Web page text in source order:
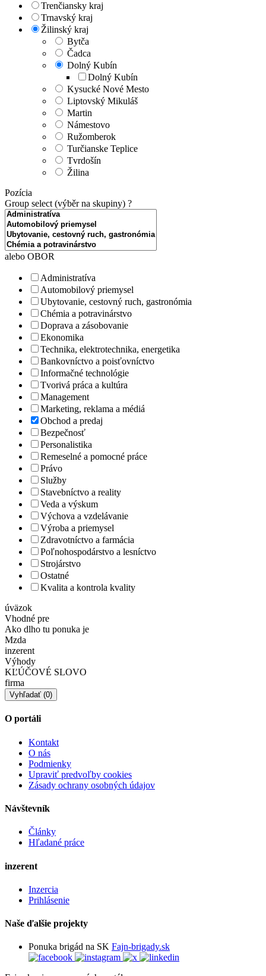
Trenčiansky kraj
Trnavský kraj
Žilinský kraj
Bytča
Čadca
Dolný Kubín
Dolný Kubín
Kysucké Nové Mesto
Liptovský Mikuláš
Martin
Námestovo
Ružomberok
Turčianske Teplice
Tvrdošín
Žilina
Pozícia
Group select (výběr na skupiny) ?
alebo OBOR
Administratíva
Automobilový priemysel
Ubytovanie, cestovný ruch, gastronómia
Chémia a potravinárstvo
Doprava a zásobovanie
Ekonomika
Technika, elektrotechnika, energetika
Bankovníctvo a poisťovníctvo
Informačné technológie
Tvorivá práca a kultúra
Management
Marketing, reklama a médiá
Obchod a predaj
Bezpečnosť
Personalistika
Remeselné a pomocné práce
Právo
Služby
Stavebníctvo a reality
Veda a výskum
Výchova a vzdelávanie
Výroba a priemysel
Zdravotníctvo a farmácia
Poľnohospodárstvo a lesníctvo
Strojárstvo
Ostatné
Kvalita a kontrola kvality
úväzok
Vhodné pre
Ako dlho tu ponuka je
Mzda
inzerent
Výhody
KĽÚČOVÉ SLOVO
firma
O portáli
Kontakt
O nás
Podmienky
Upraviť predvoľby cookies
Zásady ochrany osobných údajov
Návštevník
Články
Hľadané práce
inzerent
Inzercia
Prihlásenie
Naše ďalšie projekty
Ponuka brigád na SK Fajn-brigady.sk